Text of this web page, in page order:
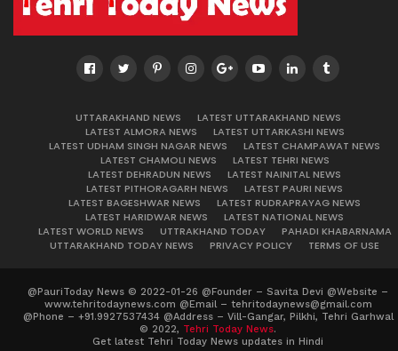
UTTARAKHAND NEWS
LATEST UTTARAKHAND NEWS
LATEST ALMORA NEWS
LATEST UTTARKASHI NEWS
LATEST UDHAM SINGH NAGAR NEWS
LATEST CHAMPAWAT NEWS
LATEST CHAMOLI NEWS
LATEST TEHRI NEWS
LATEST DEHRADUN NEWS
LATEST NAINITAL NEWS
LATEST PITHORAGARH NEWS
LATEST PAURI NEWS
LATEST BAGESHWAR NEWS
LATEST RUDRAPRAYAG NEWS
LATEST HARIDWAR NEWS
LATEST NATIONAL NEWS
LATEST WORLD NEWS
UTTRAKHAND TODAY
PAHADI KHABARNAMA
UTTARAKHAND TODAY NEWS
PRIVACY POLICY TERMS OF USE
@PauriToday News © 2022-01-26 @Founder – Savita Devi @Website –
www.tehritodaynews.com @Email – tehritodaynews@gmail.com
@Phone – +91.9927537434 @Address – Vill-Gangar, Pilkhi, Tehri Garhwal
© 2022, Tehri Today News.
Get latest Tehri Today News updates in Hindi